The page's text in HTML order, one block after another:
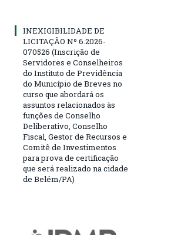
INEXIGIBILIDADE DE
LICITAÇÃO Nº 6.2026-
070526 (Inscrição de
Servidores e Conselheiros
do Instituto de Previdência
do Município de Breves no
curso que abordará os
assuntos relacionados às
funções de Conselho
Deliberativo, Conselho
Fiscal, Gestor de Recursos e
Comitê de Investimentos
para prova de certificação
que será realizado na cidade
de Belém/PA)